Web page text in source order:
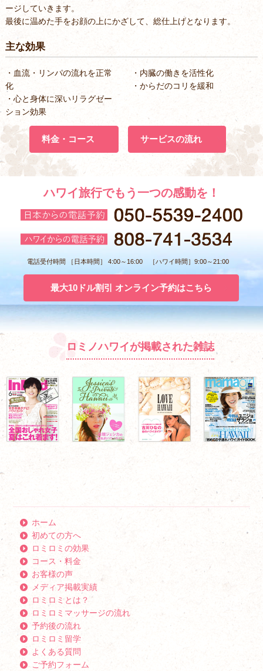
ージしていきます。
最後に温めた手をお顔の上にかざして、総仕上げとなります。
主な効果
・血流・リンパの流れを正常
化
・内臓の働きを活性化
・からだのコリを緩和
・心と身体に深いリラグゼー
ション効果
料金・コース サービスの流れ
ハワイ旅行でもう一つの感動を！
電話受付時間 ［日本時間］ 4:00～16:00 ［ハワイ時間］9:00～21:00
最大10ドル割引 オンライン予約はこちら
ロミノハワイが掲載された雑誌
ホーム
初めての方へ
ロミロミの効果
コース・料金
お客様の声
メディア掲載実績
ロミロミとは？
ロミロミマッサージの流れ
予約後の流れ
ロミロミ留学
よくある質問
ご予約フォーム